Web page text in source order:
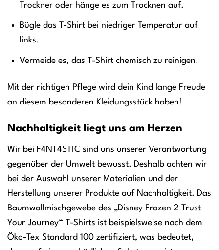
Trockner oder hänge es zum Trocknen auf.
Bügle das T-Shirt bei niedriger Temperatur auf
links.
Vermeide es, das T-Shirt chemisch zu reinigen.
Mit der richtigen Pflege wird dein Kind lange Freude
an diesem besonderen Kleidungsstück haben!
Nachhaltigkeit liegt uns am Herzen
Wir bei F4NT4STIC sind uns unserer Verantwortung
gegenüber der Umwelt bewusst. Deshalb achten wir
bei der Auswahl unserer Materialien und der
Herstellung unserer Produkte auf Nachhaltigkeit. Das
Baumwollmischgewebe des „Disney Frozen 2 Trust
Your Journey“ T-Shirts ist beispielsweise nach dem
Öko-Tex Standard 100 zertifiziert, was bedeutet,